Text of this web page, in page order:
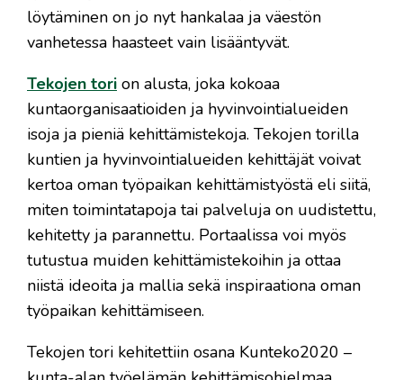
löytäminen on jo nyt hankalaa ja väestön
vanhetessa haasteet vain lisääntyvät.
Tekojen tori on alusta, joka kokoaa
kuntaorganisaatioiden ja hyvinvointialueiden
isoja ja pieniä kehittämistekoja. Tekojen torilla
kuntien ja hyvinvointialueiden kehittäjät voivat
kertoa oman työpaikan kehittämistyöstä eli siitä,
miten toimintatapoja tai palveluja on uudistettu,
kehitetty ja parannettu. Portaalissa voi myös
tutustua muiden kehittämistekoihin ja ottaa
niistä ideoita ja mallia sekä inspiraationa oman
työpaikan kehittämiseen.
Tekojen tori kehitettiin osana Kunteko2020 –